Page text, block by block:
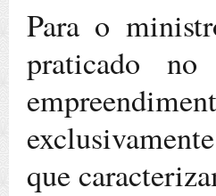
Para o
praticado
que